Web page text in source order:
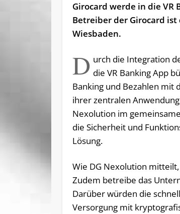
Girocard werde in die VR
Betreiber der Girocard ist
Wiesbaden.
D urch die Integration
die VR Banking App
Banking und Bezahlen mit
ihrer zentralen
Nexolution im
die Sicherheit und
Lösung.
Wie DG Nexolution
Zudem betreibe das
Darüber würden die
Versorgung mit